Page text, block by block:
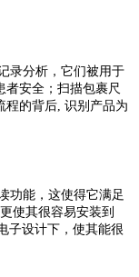
分析，它们被用于
安全；扫描包裹尺
程的背后, 识别产品为
能，这使得它满足
更使其很容易安装到
设计下，使其能很